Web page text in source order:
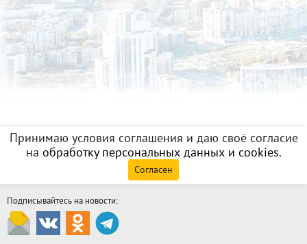
Принимаю условия соглашения и даю своё согласие
на обработку персональных данных и cookies.
Согласен
Подписывайтесь на новости: